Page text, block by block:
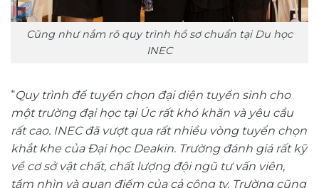
Cũng như nắm rõ quy trình hồ sơ chuẩn tại Du học
INEC
“Quy trình để tuyển chọn đại diện tuyển sinh cho
một trường đại học tại Úc rất khó khăn và yêu cầu
rất cao. INEC đã vượt qua rất nhiều vòng tuyển chọn
khắt khe của Đại học Deakin. Trường đánh giá rất kỹ
về cơ sở vật chất, chất lượng đội ngũ tư vấn viên,
tầm nhìn và quan điểm của cả công ty. Trường cũng